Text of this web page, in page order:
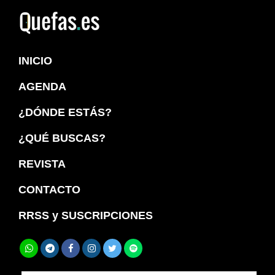
navegación
principal
principal
INICIO
AGENDA
¿DÓNDE ESTÁS?
¿QUÉ BUSCAS?
REVISTA
CONTACTO
RRSS y SUSCRIPCIONES